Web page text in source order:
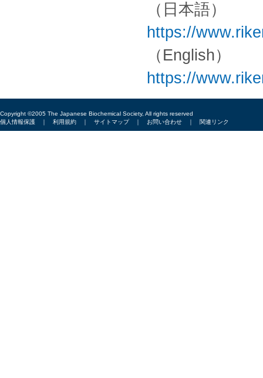
（日本語）
https://
（English）
https://
Copyright ©2005 The Japanese Biochemical Society, All rights reserved
個人情報保護 ｜ 利用規約 ｜ サイトマップ｜ お問い合わせ ｜ 関連リンク